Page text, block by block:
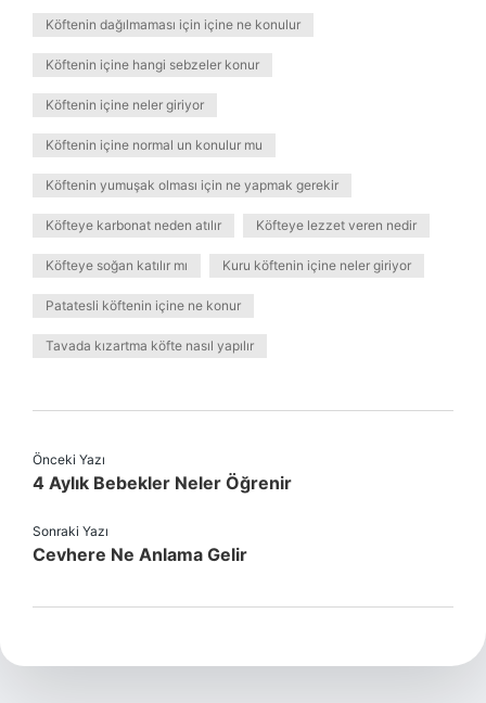
Köftenin dağılmaması için içine ne konulur
Köftenin içine hangi sebzeler konur
Köftenin içine neler giriyor
Köftenin içine normal un konulur mu
Köftenin yumuşak olması için ne yapmak gerekir
Köfteye karbonat neden atılır Köfteye lezzet veren nedir
Köfteye soğan katılır mı Kuru köftenin içine neler giriyor
Patatesli köftenin içine ne konur
Tavada kızartma köfte nasıl yapılır
Önceki Yazı
4 Aylık Bebekler Neler Öğrenir
Sonraki Yazı
Cevhere Ne Anlama Gelir